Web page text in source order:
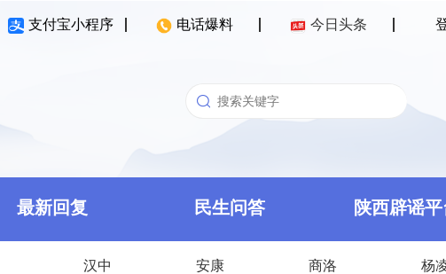
支付宝小程序 电话爆料 今日头条
最新回复 民生问答 陕西辟谣
汉中 安康 商洛 杨